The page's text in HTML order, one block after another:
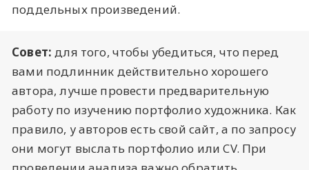
поддельных произведений.
Совет: для того, чтобы убедиться, что перед
вами подлинник действительно хорошего
автора, лучше провести предварительную
работу по изучению портфолио художника. Как
правило, у авторов есть свой сайт, а по запросу
они могут выслать портфолио или CV. При